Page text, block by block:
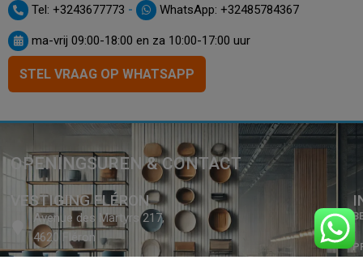
Tel: +3243677773 - WhatsApp: +32485784367
ma-vrij 09:00-18:00 en za 10:00-17:00 uur
STEL VRAAG OP WHATSAPP
OPENINGSUREN & CONTACT
VESTIGING FLÉRON
Avenue des Martyrs 217,
4620 Fléron